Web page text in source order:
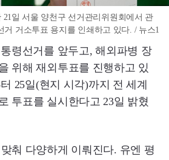
21일 서울 양천구 선거관리위원회에서 관
거 거소투표 용지를 인쇄하고 있다. / 뉴스1
령선거를 앞두고, 해외파병 장
위해 재외투표를 진행하고 있
25일(현지 시각)까지 전 세계
투표를 실시한다고 23일 밝혔
춰 다양하게 이뤄진다. 유엔 평